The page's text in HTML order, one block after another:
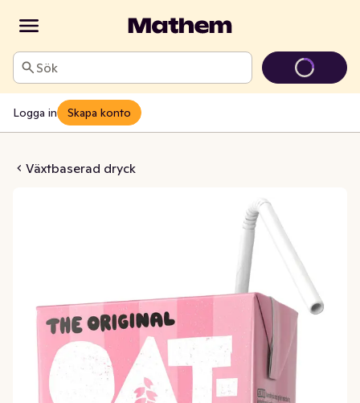
Sök
Logga in Skapa konto
Växtbaserad dryck
Jordgubbe 2,8%